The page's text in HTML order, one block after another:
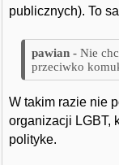
publicznych). To
Nie
przeciwko
W takim razie nie
organizacji LGBT,
polityke.